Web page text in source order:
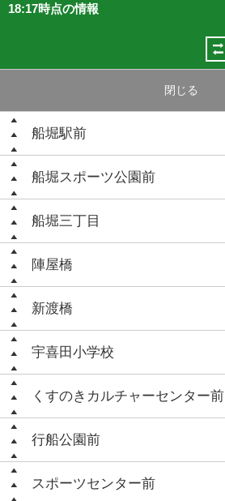
18:17時点の情報
閉じる
船堀駅前
船堀スポーツ公園前
船堀三丁目
陣屋橋
新渡橋
宇喜田小学校
くすのきカルチャーセンター前
行船公園前
スポーツセンター前